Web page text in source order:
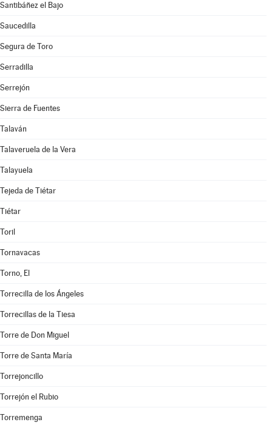
Santibáñez el Bajo
Saucedilla
Segura de Toro
Serradilla
Serrejón
Sierra de Fuentes
Talaván
Talaveruela de la Vera
Talayuela
Tejeda de Tiétar
Tiétar
Toril
Tornavacas
Torno, El
Torrecilla de los Ángeles
Torrecillas de la Tiesa
Torre de Don Miguel
Torre de Santa María
Torrejoncillo
Torrejón el Rubio
Torremenga